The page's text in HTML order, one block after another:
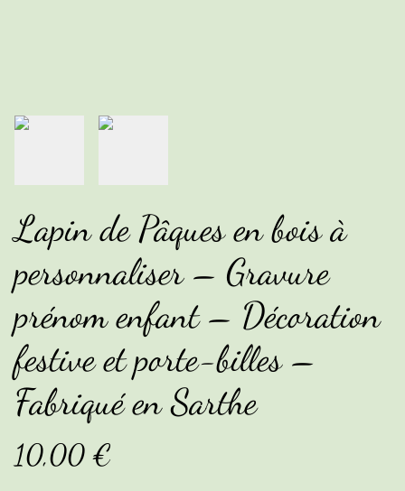
Lapin de Pâques en bois à
personnaliser – Gravure
prénom enfant – Décoration
festive et porte-billes –
Fabriqué en Sarthe
10,00 €